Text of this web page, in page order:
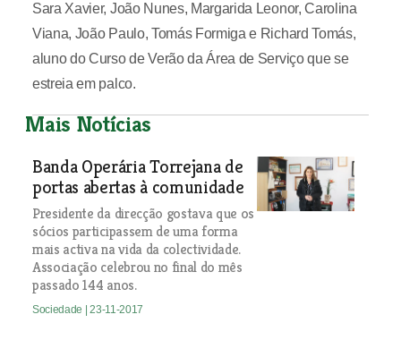
Sara Xavier, João Nunes, Margarida Leonor, Carolina
Viana, João Paulo, Tomás Formiga e Richard Tomás,
aluno do Curso de Verão da Área de Serviço que se
estreia em palco.
Mais Notícias
Banda Operária Torrejana de
portas abertas à comunidade
Presidente da direcção gostava que os
sócios participassem de uma forma
mais activa na vida da colectividade.
Associação celebrou no final do mês
passado 144 anos.
Sociedade | 23-11-2017